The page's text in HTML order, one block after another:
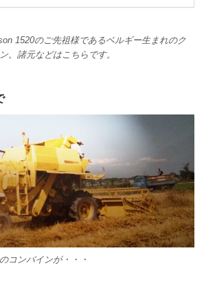
1520のご先祖様であるベルギー生まれのク
。諸元などはこちらです。
コンバインが・・・